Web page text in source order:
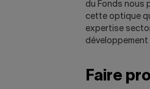
du Fonds nous
cette optique
expertise
développement
Faire